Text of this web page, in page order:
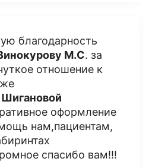
благодарность
М.С. за
отношение к
Шигановой
оформление
нам,пациентам,
спасибо вам!!!